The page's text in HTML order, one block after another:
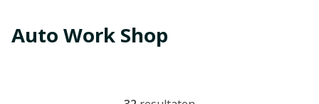
Auto Work Shop